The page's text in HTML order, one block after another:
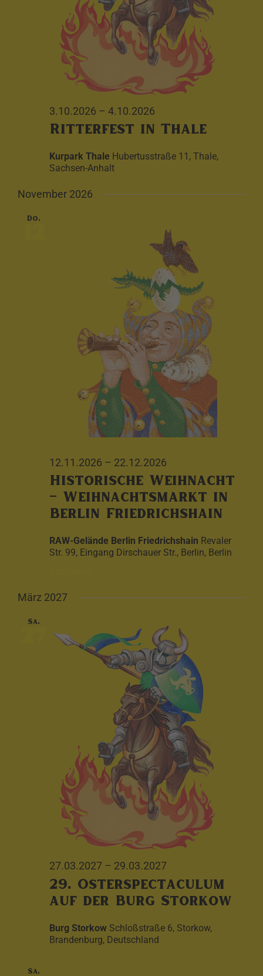
3.10.2026 – 4.10.2026
Ritterfest in Thale
Kurpark Thale Hubertusstraße 11, Thale,
Sachsen-Anhalt
November 2026
Do.
12.11.2026 – 22.12.2026
Historische Weihnacht
– Weihnachtsmarkt in
Berlin Friedrichshain
RAW-Gelände Berlin Friedrichshain Revaler
Str. 99, Eingang Dirschauer Str., Berlin, Berlin
März 2027
Sa.
27.03.2027 – 29.03.2027
29. Osterspectaculum
auf der Burg Storkow
Burg Storkow Schloßstraße 6, Storkow,
Brandenburg, Deutschland
Sa.